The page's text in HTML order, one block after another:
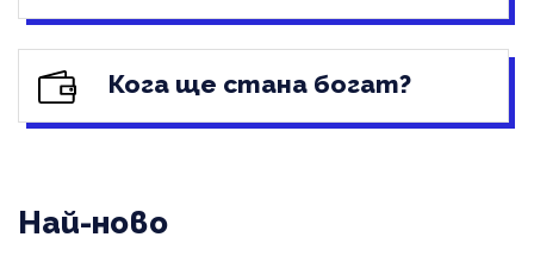
Кога ще стана богат?
Най-ново